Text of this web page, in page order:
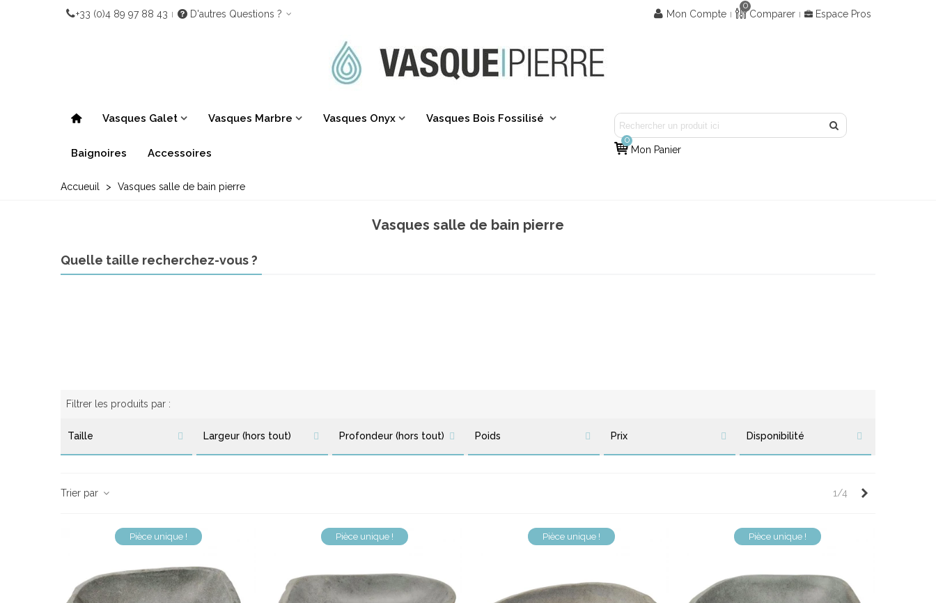
+33 (0)4 89 97 88 43 D'autres Questions ? Mon Compte
0
Comparer Espace Pros
Vasques Galet Vasques Marbre Vasques Onyx Vasques Bois Fossilisé
Baignoires Accessoires
0
Mon Panier
Accueuil > Vasques salle de bain pierre
Vasques salle de bain pierre
Quelle taille recherchez-vous ?
Filtrer les produits par :
Taille Largeur (hors tout) Profondeur (hors tout) Poids Prix Disponibilité
Trier par 1/4
Pièce unique ! Pièce unique ! Pièce unique ! Pièce unique !